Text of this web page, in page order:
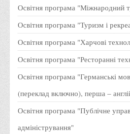
Освітня програма "Міжнародні
Освітня програма "Соціальне
Освітня програма "Облік і
Освітня програма: "Фінанси,
страхування та фондовий ринок"
Освітня програма "Менеджмент"
Освітня програма "Бізнес-
Освітня програма "Менеджмент